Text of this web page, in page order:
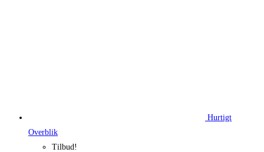
Hurtigt
Overblik
Tilbud!